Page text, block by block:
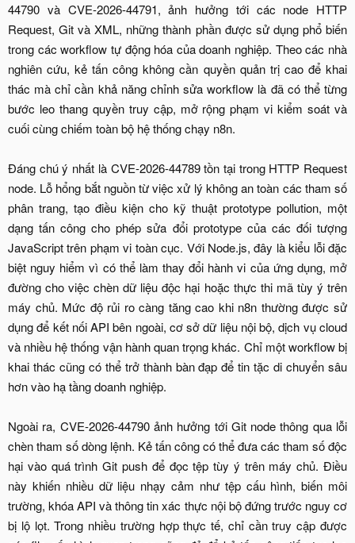
44790 và CVE-2026-44791, ảnh hưởng tới các node HTTP
Request, Git và XML, những thành phần được sử dụng phổ biến
trong các workflow tự động hóa của doanh nghiệp. Theo các nhà
nghiên cứu, kẻ tấn công không cần quyền quản trị cao để khai
thác mà chỉ cần khả năng chỉnh sửa workflow là đã có thể từng
bước leo thang quyền truy cập, mở rộng phạm vi kiểm soát và
cuối cùng chiếm toàn bộ hệ thống chạy n8n.
Đáng chú ý nhất là CVE-2026-44789 tồn tại trong HTTP Request
node. Lỗ hổng bắt nguồn từ việc xử lý không an toàn các tham số
phân trang, tạo điều kiện cho kỹ thuật prototype pollution, một
dạng tấn công cho phép sửa đổi prototype của các đối tượng
JavaScript trên phạm vi toàn cục. Với Node.js, đây là kiểu lỗi đặc
biệt nguy hiểm vì có thể làm thay đổi hành vi của ứng dụng, mở
đường cho việc chèn dữ liệu độc hại hoặc thực thi mã tùy ý trên
máy chủ. Mức độ rủi ro càng tăng cao khi n8n thường được sử
dụng để kết nối API bên ngoài, cơ sở dữ liệu nội bộ, dịch vụ cloud
và nhiều hệ thống vận hành quan trọng khác. Chỉ một workflow bị
khai thác cũng có thể trở thành bàn đạp để tin tặc di chuyển sâu
hơn vào hạ tầng doanh nghiệp.
Ngoài ra, CVE-2026-44790 ảnh hưởng tới Git node thông qua lỗi
chèn tham số dòng lệnh. Kẻ tấn công có thể đưa các tham số độc
hại vào quá trình Git push để đọc tệp tùy ý trên máy chủ. Điều
này khiến nhiều dữ liệu nhạy cảm như tệp cấu hình, biến môi
trường, khóa API và thông tin xác thực nội bộ đứng trước nguy cơ
bị lộ lọt. Trong nhiều trường hợp thực tế, chỉ cần truy cập được